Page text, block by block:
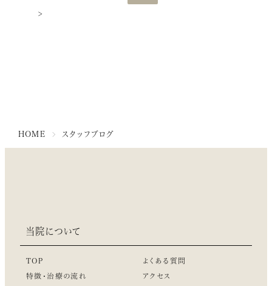
>
HOME スタッフブログ
当院について
TOP
特徴・治療の流れ
よくある質問
アクセス